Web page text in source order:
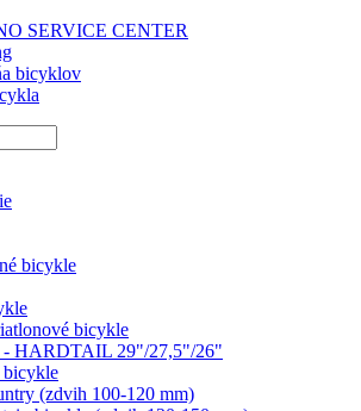
SERVICE CENTER
bicyklov
bicykle
bicykle
- HARDTAIL 29"/27,5"/26"
bicykle
(zdvih 100-120 mm)